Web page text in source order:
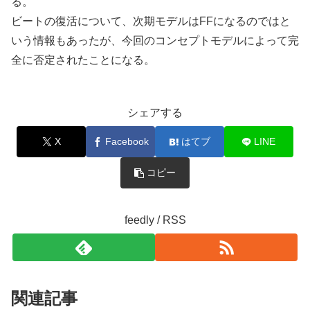
ビートの復活について、次期モデルはFFになるのではと
いう情報もあったが、今回のコンセプトモデルによって完
全に否定されたことになる。
シェアする
X Facebook はてブ LINE
コピー
feedly / RSS
関連記事